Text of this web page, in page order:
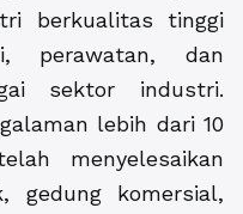
berkualitas tinggi
perawatan, dan
sektor industri.
lebih dari 10
menyelesaikan
gedung komersial,